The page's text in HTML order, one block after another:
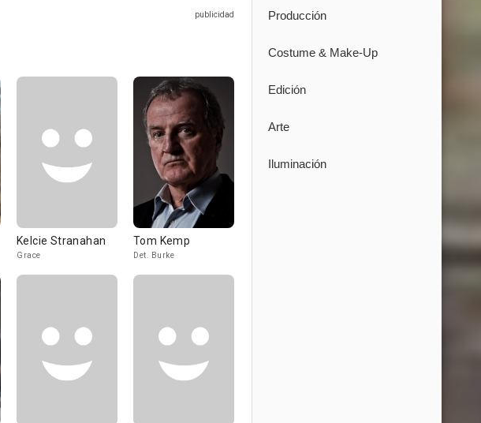
Kelcie Stranahan
Grace
Tom Kemp
Det. Burke
Producción
Costume & Make-Up
Edición
Arte
Iluminación